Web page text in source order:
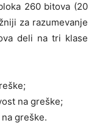
260 bitova (20
za razumevanje
deli na tri klase
na greške;
greške.